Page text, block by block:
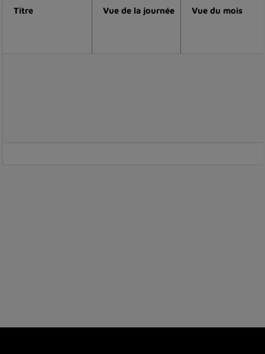
Titre Vue de la journée Vue du mois